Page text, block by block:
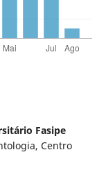
Fasipe
Centro